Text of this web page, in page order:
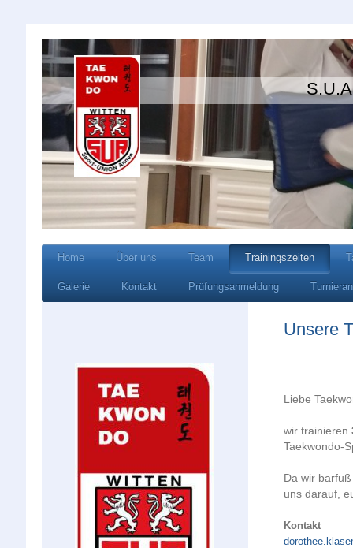
S.U.A
Home Über uns Team Trainingszeiten
Galerie Kontakt Prüfungsanmeldung
Unsere
Liebe
wir trainieren
Taekwondo-
Da wir
uns darauf,
Kontakt